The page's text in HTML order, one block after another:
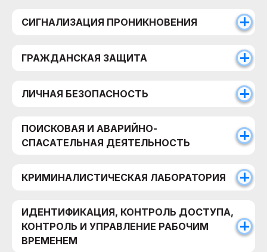
СИГНАЛИЗАЦИЯ ПРОНИКНОВЕНИЯ
ГРАЖДАНСКАЯ ЗАЩИТА
ЛИЧНАЯ БЕЗОПАСНОСТЬ
ПОИСКОВАЯ И АВАРИЙНО-
СПАСАТЕЛЬНАЯ ДЕЯТЕЛЬНОСТЬ
КРИМИНАЛИСТИЧЕСКАЯ ЛАБОРАТОРИЯ
ИДЕНТИФИКАЦИЯ, КОНТРОЛЬ ДОСТУПА,
КОНТРОЛЬ И УПРАВЛЕНИЕ РАБОЧИМ
ВРЕМЕНЕМ